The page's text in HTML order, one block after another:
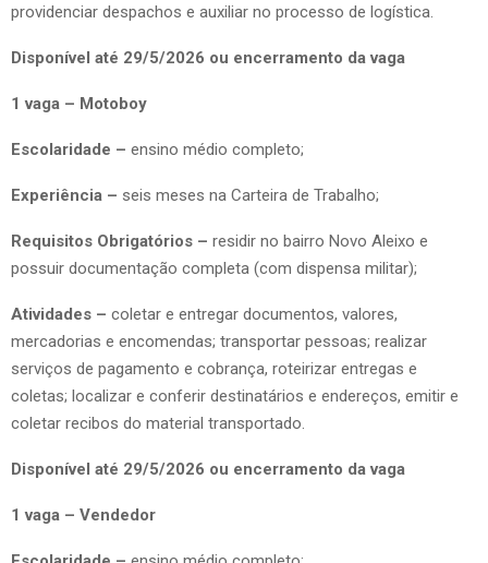
providenciar despachos e auxiliar no processo de logística.
Disponível até 29/5/2026 ou encerramento da vaga
1 vaga – Motoboy
Escolaridade – ensino médio completo;
Experiência – seis meses na Carteira de Trabalho;
Requisitos Obrigatórios – residir no bairro Novo Aleixo e
possuir documentação completa (com dispensa militar);
Atividades – coletar e entregar documentos, valores,
mercadorias e encomendas; transportar pessoas; realizar
serviços de pagamento e cobrança, roteirizar entregas e
coletas; localizar e conferir destinatários e endereços, emitir e
coletar recibos do material transportado.
Disponível até 29/5/2026 ou encerramento da vaga
1 vaga – Vendedor